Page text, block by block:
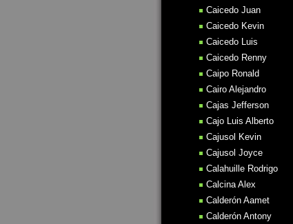
Caicedo Juan
Caicedo Kevin
Caicedo Luis
Caicedo Renny
Caipo Ronald
Cairo Alejandro
Cajas Jefferson
Cajo Luis Alberto
Cajusol Kevin
Cajusol Joyce
Calahuille Rodrigo
Calcina Alex
Calderón Aamet
Calderón Antony